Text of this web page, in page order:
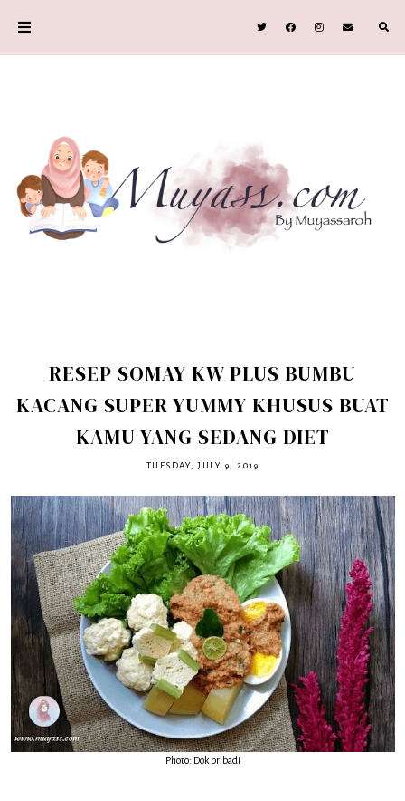
RESEP SOMAY KW PLUS BUMBU
KACANG SUPER YUMMY KHUSUS BUAT
KAMU YANG SEDANG DIET
TUESDAY, JULY 9, 2019
Photo: Dok pribadi